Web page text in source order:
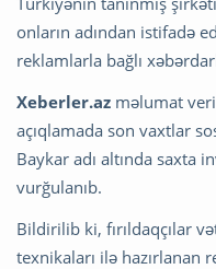
onların adından istifadə
reklamlarla bağlı
Xeberler.az məlumat
açıqlamada son vaxtlar
Baykar adı altında saxta
vurğulanıb.
Bildirilib ki, fırıldaqçılar
texnikaları ilə hazırlanan